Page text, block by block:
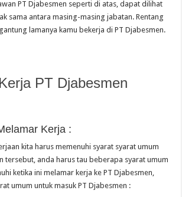
PT Djabesmen seperti di atas, dapat dilihat
sama antara masing-masing jabatan. Rentang
lamanya kamu bekerja di PT Djabesmen.
PT Djabesmen
Kerja :
kita harus memenuhi syarat syarat umum
tersebut, anda harus tau beberapa syarat umum
ketika ini melamar kerja ke PT Djabesmen,
umum untuk masuk PT Djabesmen :